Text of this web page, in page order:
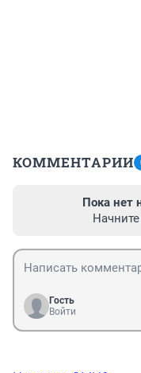
КОММЕНТАРИИ
Пока нет
Гость
Войти